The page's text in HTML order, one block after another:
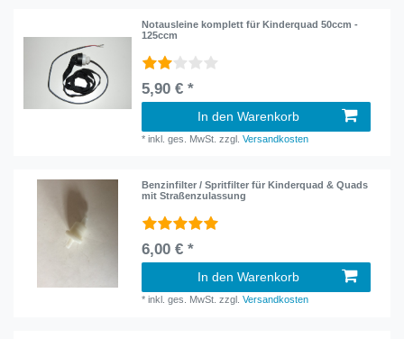
Notausleine komplett für Kinderquad 50ccm -
125ccm
5,90 € *
In den Warenkorb
*inkl. ges. MwSt. zzgl.Versandkosten
Benzinfilter / Spritfilter für Kinderquad & Quads
mit Straßenzulassung
6,00 € *
In den Warenkorb
*inkl. ges. MwSt. zzgl.Versandkosten